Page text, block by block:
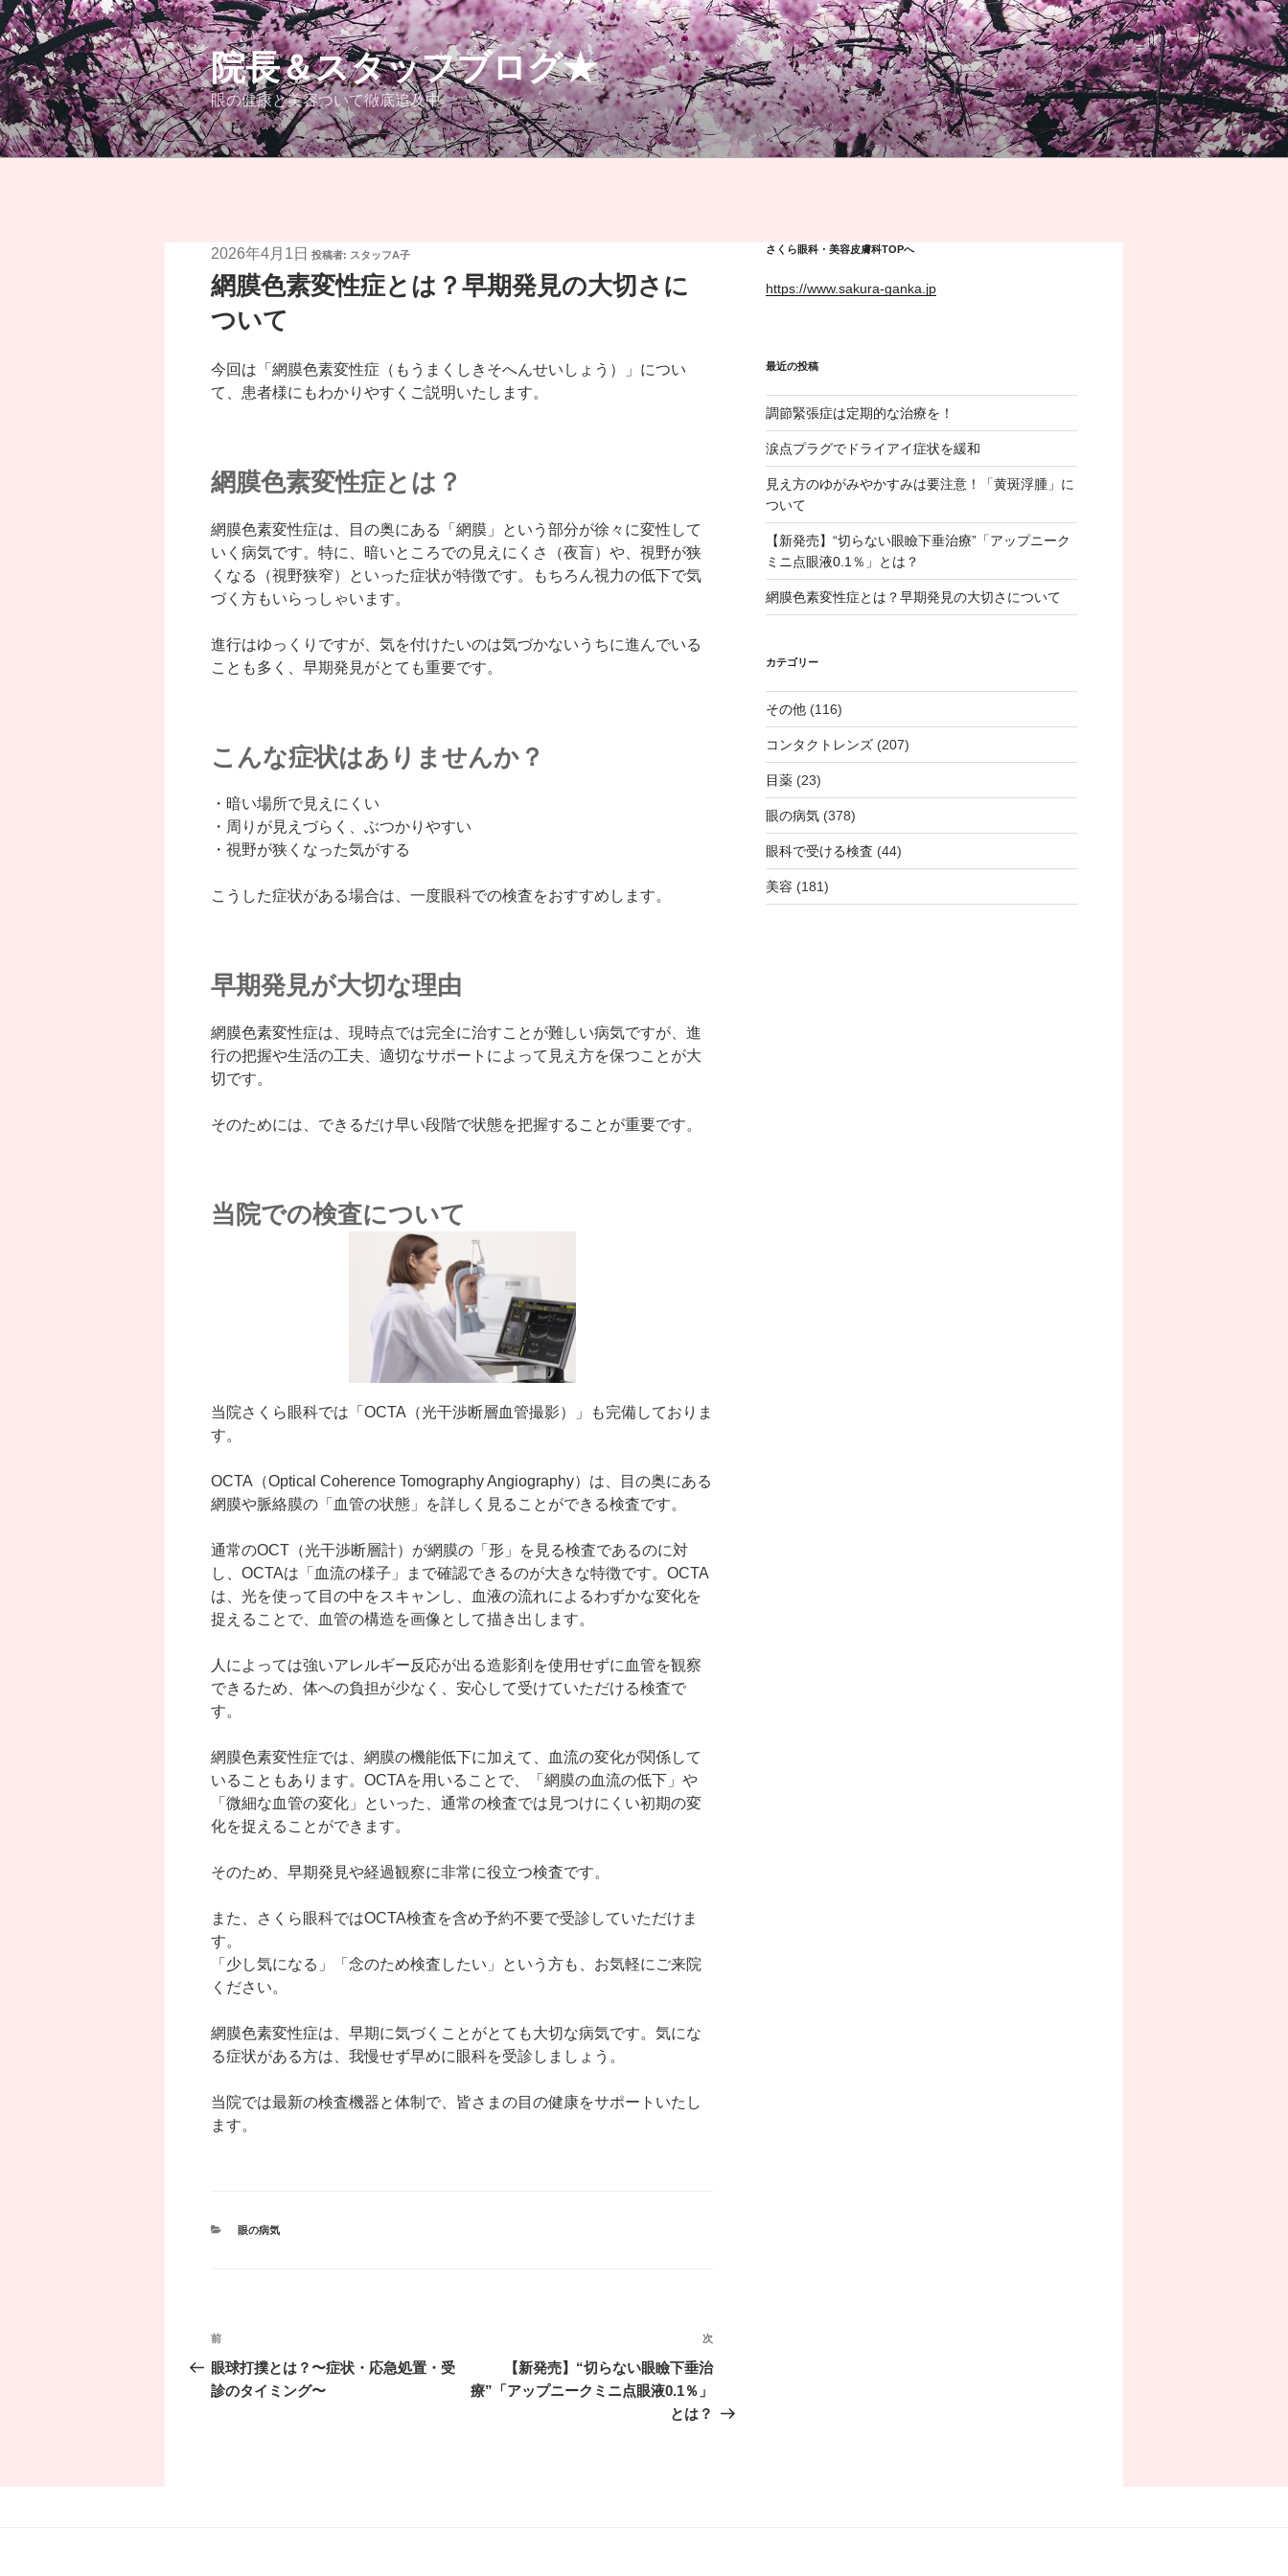
コ
ン
テ
ン
ツ
へ
ス
院長＆スタッフブログ★
眼の健康と美容ついて徹底追及中。
投
日:
2026年4月1日 投稿者: スタッフA子
網膜色素変性症とは？早期発見の大切さに
ついて
今回は「網膜色素変性症（もうまくしきそへんせいしょう）」につい
て、患者様にもわかりやすくご説明いたします。
網膜色素変性症とは？
網膜色素変性症は、目の奥にある「網膜」という部分が徐々に変性して
いく病気です。特に、暗いところでの見えにくさ（夜盲）や、視野が狭
くなる（視野狭窄）といった症状が特徴です。もちろん視力の低下で気
づく方もいらっしゃいます。
進行はゆっくりですが、気を付けたいのは気づかないうちに進んでいる
ことも多く、早期発見がとても重要です。
こんな症状はありませんか？
・暗い場所で見えにくい
・周りが見えづらく、ぶつかりやすい
・視野が狭くなった気がする
こうした症状がある場合は、一度眼科での検査をおすすめします。
早期発見が大切な理由
網膜色素変性症は、現時点では完全に治すことが難しい病気ですが、進
行の把握や生活の工夫、適切なサポートによって見え方を保つことが大
切です。
そのためには、できるだけ早い段階で状態を把握することが重要です。
当院での検査について
当院さくら眼科では「OCTA（光干渉断層血管撮影）」も完備しておりま
す。
OCTA（Optical Coherence Tomography Angiography）は、目の奥にある
網膜や脈絡膜の「血管の状態」を詳しく見ることができる検査です。
通常のOCT（光干渉断層計）が網膜の「形」を見る検査であるのに対
し、OCTAは「血流の様子」まで確認できるのが大きな特徴です。OCTA
は、光を使って目の中をスキャンし、血液の流れによるわずかな変化を
捉えることで、血管の構造を画像として描き出します。
人によっては強いアレルギー反応が出る造影剤を使用せずに血管を観察
できるため、体への負担が少なく、安心して受けていただける検査で
す。
網膜色素変性症では、網膜の機能低下に加えて、血流の変化が関係して
いることもあります。OCTAを用いることで、「網膜の血流の低下」や
「微細な血管の変化」といった、通常の検査では見つけにくい初期の変
化を捉えることができます。
そのため、早期発見や経過観察に非常に役立つ検査です。
また、さくら眼科ではOCTA検査を含め予約不要で受診していただけま
す。
「少し気になる」「念のため検査したい」という方も、お気軽にご来院
ください。
網膜色素変性症は、早期に気づくことがとても大切な病気です。気にな
る症状がある方は、我慢せず早めに眼科を受診しましょう。
当院では最新の検査機器と体制で、皆さまの目の健康をサポートいたし
ます。
カ
眼の病気
投
稿
ナ
過
去
の
前
眼球打撲とは？〜症状・応急処置・受
診のタイミング〜
次
の
稿
次
【新発売】“切らない眼瞼下垂治
療”「アップニークミニ点眼液0.1％」
とは？
さくら眼科・美容皮膚科TOPへ
https://www.sakura-ganka.jp
最近の投稿
調節緊張症は定期的な治療を！
涙点プラグでドライアイ症状を緩和
見え方のゆがみやかすみは要注意！「黄斑浮腫」に
ついて
【新発売】“切らない眼瞼下垂治療”「アップニーク
ミニ点眼液0.1％」とは？
網膜色素変性症とは？早期発見の大切さについて
カテゴリー
その他(116)
コンタクトレンズ(207)
目薬(23)
眼の病気(378)
眼科で受ける検査 (44)
美容 (181)